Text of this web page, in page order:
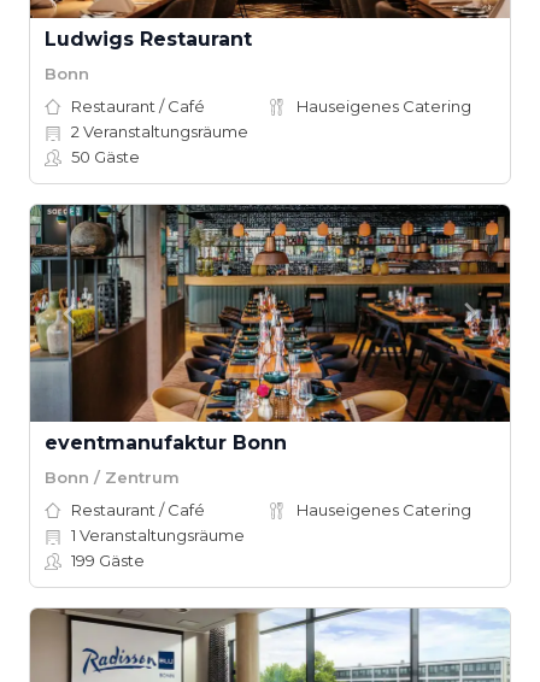
Ludwigs Restaurant
Bonn
Restaurant / Café
Hauseigenes Catering
2 Veranstaltungsräume
50 Gäste
eventmanufaktur Bonn
Bonn / Zentrum
Restaurant / Café
Hauseigenes Catering
1 Veranstaltungsräume
199 Gäste